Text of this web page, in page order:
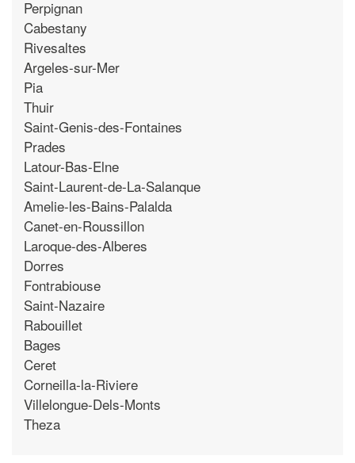
Perpignan
Cabestany
Rivesaltes
Argeles-sur-Mer
Pia
Thuir
Saint-Genis-des-Fontaines
Prades
Latour-Bas-Elne
Saint-Laurent-de-La-Salanque
Amelie-les-Bains-Palalda
Canet-en-Roussillon
Laroque-des-Alberes
Dorres
Fontrabiouse
Saint-Nazaire
Rabouillet
Bages
Ceret
Corneilla-la-Riviere
Villelongue-Dels-Monts
Theza